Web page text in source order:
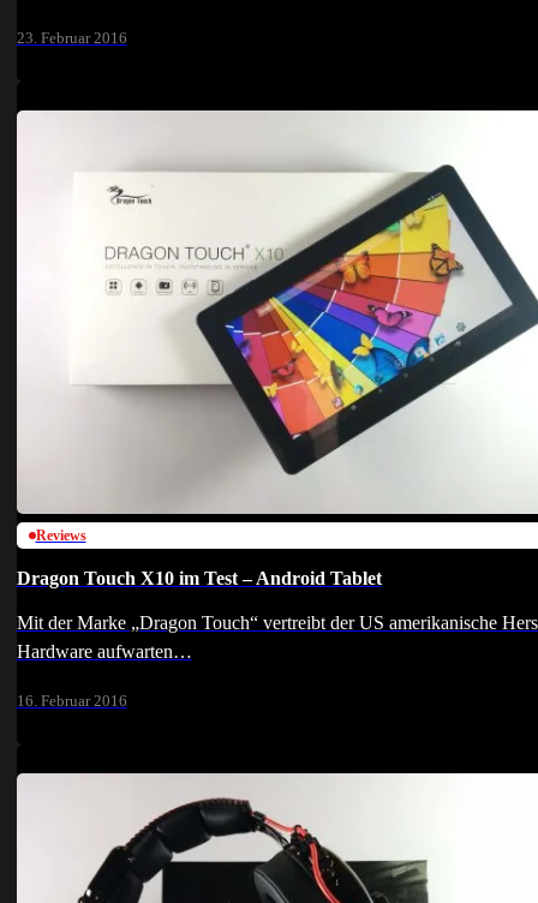
23. Februar 2016
Reviews
Dragon Touch X10 im Test – Android Tablet
Mit der Marke „Dragon Touch“ vertreibt der US amerikanische
Hardware aufwarten…
16. Februar 2016